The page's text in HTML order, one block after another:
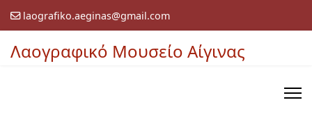
laografiko.aeginas@gmail.com
Λαογραφικό Μουσείο Αίγινας